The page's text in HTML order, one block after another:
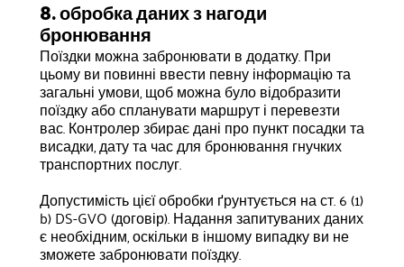
8. обробка даних з нагоди
бронювання
Поїздки можна забронювати в додатку. При
цьому ви повинні ввести певну інформацію та
загальні умови, щоб можна було відобразити
поїздку або спланувати маршрут і перевезти
вас. Контролер збирає дані про пункт посадки та
висадки, дату та час для бронювання гнучких
транспортних послуг.
Допустимість цієї обробки ґрунтується на ст. 6 (1)
b) DS-GVO (договір). Надання запитуваних даних
є необхідним, оскільки в іншому випадку ви не
зможете забронювати поїздку.